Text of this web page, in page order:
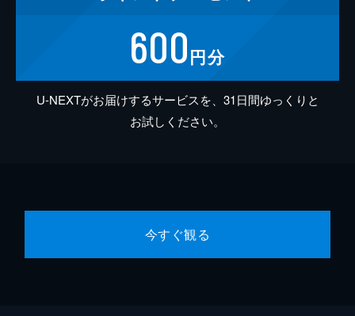
600円分
U-NEXTがお届けするサービスを、31日間ゆっくりと
お試しください。
今すぐ観る